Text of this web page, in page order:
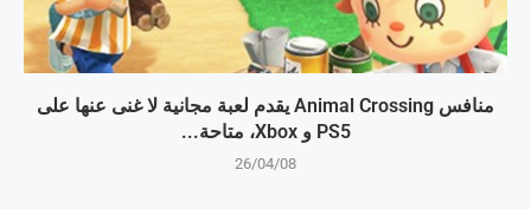
منافس Animal Crossing يقدم لعبة مجانية لا غنى عنها على
PS5 و Xbox، متاحة...
26/04/08